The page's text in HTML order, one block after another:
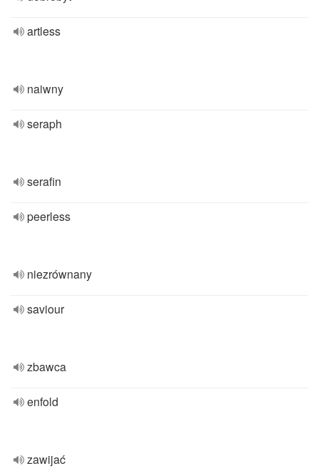
artless
naiwny
seraph
serafin
peerless
niezrównany
saviour
zbawca
enfold
zawijać